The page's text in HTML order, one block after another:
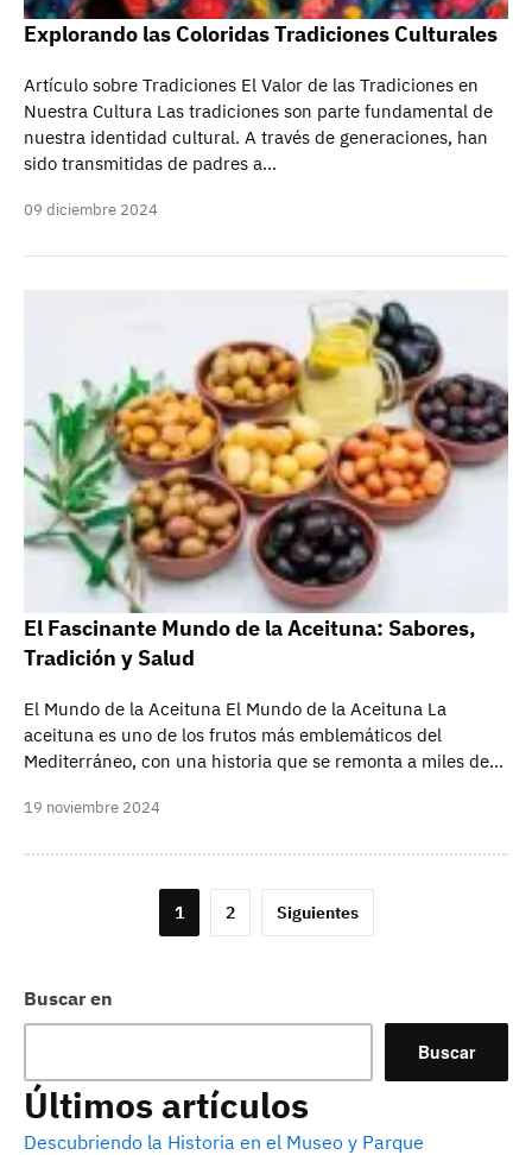
Buscar en
Buscar
Últimos artículos
Descubriendo la Historia en el Museo y Parque
Explorando las Coloridas Tradiciones Culturales
Artículo sobre Tradiciones El Valor de las Tradiciones en
Nuestra Cultura Las tradiciones son parte fundamental de
nuestra identidad cultural. A través de generaciones, han
sido transmitidas de padres a…
09 diciembre 2024
El Fascinante Mundo de la Aceituna: Sabores,
Tradición y Salud
El Mundo de la Aceituna El Mundo de la Aceituna La
aceituna es uno de los frutos más emblemáticos del
Mediterráneo, con una historia que se remonta a miles de…
19 noviembre 2024
Paginación
entradas
1 2 Siguientes